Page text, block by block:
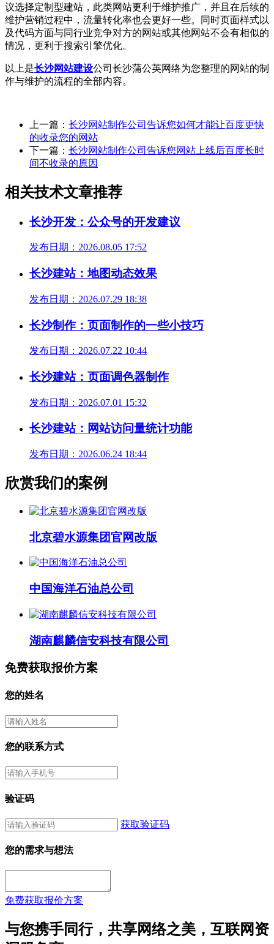
议选择定制型建站，此类网站更利于维护推广，并且在后续的
维护营销过程中，流量转化率也会更好一些。同时页面样式以
及代码方面与同行业竞争对方的网站或其他网站不会有相似的
情况，更利于搜索引擎优化。
以上是长沙网站建设公司长沙蒲公英网络为您整理的网站的制
作与维护的流程的全部内容。
上一篇： 长沙网站制作公司告诉您如何才能让百度更快
的收录您的网站
下一篇： 长沙网站制作公司告诉您网站上线后百度长时
间不收录的原因
相关技术文章推荐
长沙开发：公众号的开发建议
发布日期：2026.08.05 17:52
长沙建站：地图动态效果
发布日期：2026.07.29 18:38
长沙制作：页面制作的一些小技巧
发布日期：2026.07.22 10:44
长沙建站：页面调色器制作
发布日期：2026.07.01 15:32
长沙建站：网站访问量统计功能
发布日期：2026.06.24 18:44
欣赏我们的案例
北京碧水源集团官网改版
中国海洋石油总公司
湖南麒麟信安科技有限公司
免费获取报价方案
您的姓名
您的联系方式
验证码
获取验证码
您的需求与想法
免费获取报价方案
与您携手同行，共享网络之美，互联网资